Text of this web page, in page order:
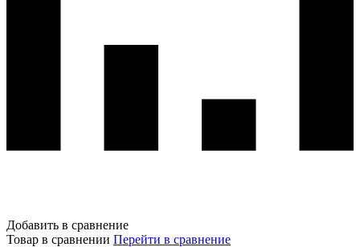
Добавить в сравнение
Товар в сравнении Перейти в сравнение